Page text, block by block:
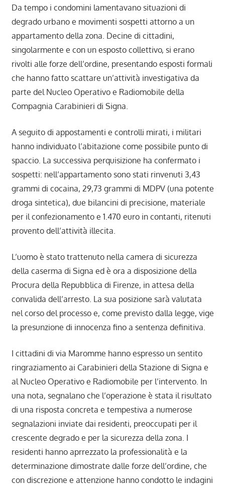
Da tempo i condomini lamentavano situazioni di
degrado urbano e movimenti sospetti attorno a un
appartamento della zona. Decine di cittadini,
singolarmente e con un esposto collettivo, si erano
rivolti alle forze dell’ordine, presentando esposti formali
che hanno fatto scattare un’attività investigativa da
parte del Nucleo Operativo e Radiomobile della
Compagnia Carabinieri di Signa.
A seguito di appostamenti e controlli mirati, i militari
hanno individuato l’abitazione come possibile punto di
spaccio. La successiva perquisizione ha confermato i
sospetti: nell’appartamento sono stati rinvenuti 3,43
grammi di cocaina, 29,73 grammi di MDPV (una potente
droga sintetica), due bilancini di precisione, materiale
per il confezionamento e 1.470 euro in contanti, ritenuti
provento dell’attività illecita.
L’uomo è stato trattenuto nella camera di sicurezza
della caserma di Signa ed è ora a disposizione della
Procura della Repubblica di Firenze, in attesa della
convalida dell’arresto. La sua posizione sarà valutata
nel corso del processo e, come previsto dalla legge, vige
la presunzione di innocenza fino a sentenza definitiva.
I cittadini di via Maromme hanno espresso un sentito
ringraziamento ai Carabinieri della Stazione di Signa e
al Nucleo Operativo e Radiomobile per l’intervento. In
una nota, segnalano che l’operazione è stata il risultato
di una risposta concreta e tempestiva a numerose
segnalazioni inviate dai residenti, preoccupati per il
crescente degrado e per la sicurezza della zona. I
residenti hanno aprrezzato la professionalità e la
determinazione dimostrate dalle forze dell’ordine, che
con discrezione e attenzione hanno condotto le indagini